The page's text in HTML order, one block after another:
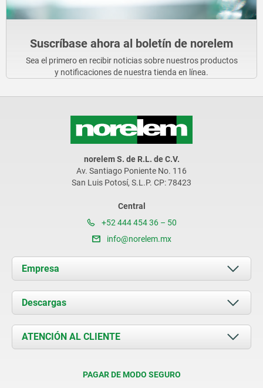
Suscríbase ahora al boletín de norelem
Sea el primero en recibir noticias sobre nuestros productos
y notificaciones de nuestra tienda en línea.
norelem S. de R.L. de C.V.
Av. Santiago Poniente No. 116
San Luis Potosí, S.L.P. CP: 78423
Central
+52 444 454 36 – 50
info@norelem.mx
Empresa
Acerca de nosotros
Novedades
Contacto
Descargas
Documents
ATENCIÓN AL CLIENTE
PAGAR DE MODO SEGURO